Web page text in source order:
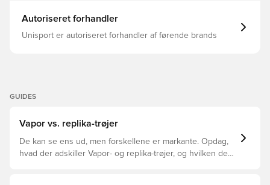
Autoriseret forhandler
Unisport er autoriseret forhandler af førende brands
GUIDES
Vapor vs. replika-trøjer
De kan se ens ud, men forskellene er markante. Opdag,
hvad der adskiller Vapor- og replika-trøjer, og hvilken der